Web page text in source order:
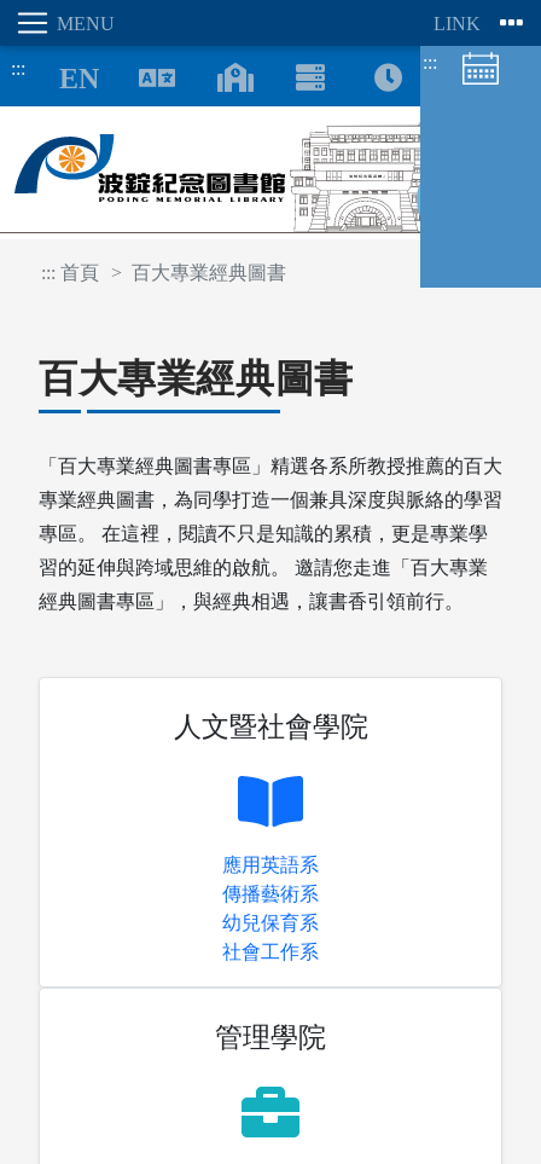
::: :::
::: 首頁 百大專業經典圖書
百大專業經典圖書
「百大專業經典圖書專區」精選各系所教授推薦的百大
專業經典圖書，為同學打造一個兼具深度與脈絡的學習
專區。 在這裡，閱讀不只是知識的累積，更是專業學
習的延伸與跨域思維的啟航。 邀請您走進「百大專業
經典圖書專區」，與經典相遇，讓書香引領前行。
人文暨社會學院
應用英語系
傳播藝術系
幼兒保育系
社會工作系
管理學院